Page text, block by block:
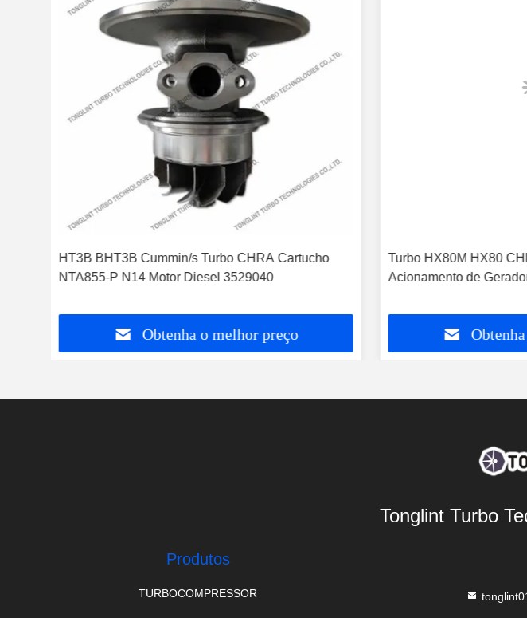
HT3B BHT3B Cummin/s Turbo CHRA Cartucho
NTA855-P N14 Motor Diesel 3529040
Obtenha o melhor preço
Turbo HX80M HX80
Acionamento de
Tonglint Turbo
Produtos
TURBOCOMPRESSOR